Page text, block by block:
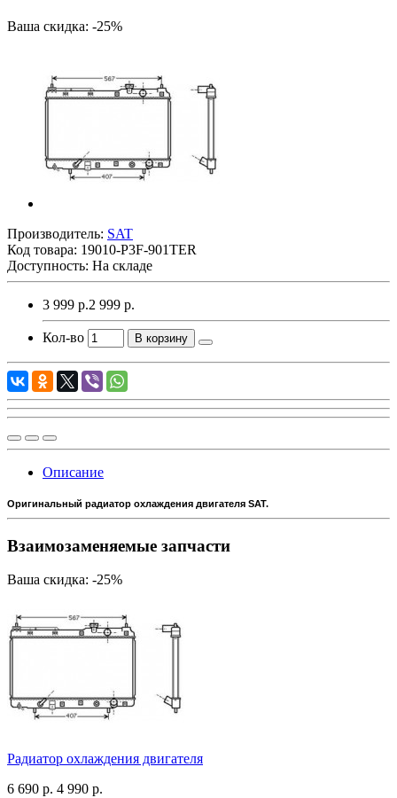
Ваша скидка: -25%
Производитель: SAT
Код товара: 19010-P3F-901TER
Доступность: На складе
3 999 р.2 999 р.
Кол-во В корзину
Описание
Оригинальный радиатор охлаждения двигателя SAT.
Взаимозаменяемые запчасти
Ваша скидка: -25%
Радиатор охлаждения двигателя
6 690 р. 4 990 р.